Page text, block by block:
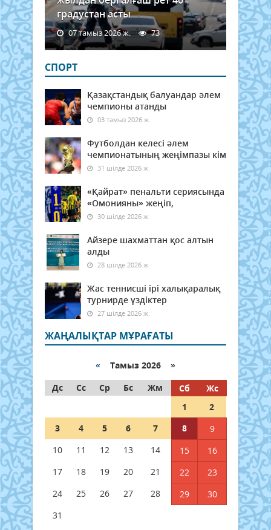
градустан асты
07 тамыз 2026 ж. 73
СПОРТ
Қазақстандық балуандар әлем
чемпионы атанды
03 тамыз 2026 ж.
Футболдан келесі әлем
чемпионатының жеңімпазы кім
31 шілде 2026 ж.
«Қайрат» пенальти сериясында
«Омонияны» жеңіп,
30 шілде 2026 ж.
Айзере шахматтан қос алтын
алды
28 шілде 2026 ж.
Жас теннисші ірі халықаралық
турнирде үздіктер
27 шілде 2026 ж.
ЖАҢАЛЫҚТАР МҰРАҒАТЫ
« Тамыз 2026 »
Дс
Сс Ср Бс Жм Сб
Жс
1
2
3
4 5 6 7 8
9
10
11 12 13 14 15
16
17
18 19 20 21 22
23
24
25 26 27 28 29
30
31